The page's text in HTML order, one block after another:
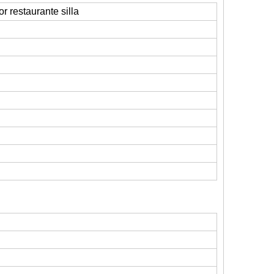
restaurante silla